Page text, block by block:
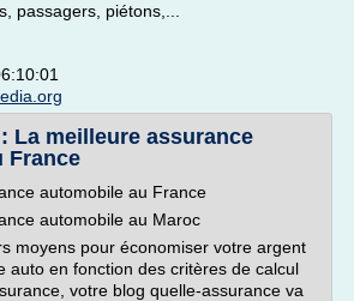
passagers, piétons,...
La meilleure assurance
France
automobile au France
automobile au Maroc
moyens pour économiser votre argent
auto en fonction des critères de calcul
votre blog quelle-assurance va